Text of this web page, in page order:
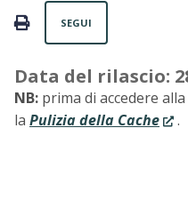
PRINT
SEGUI
Data del rilascio:
NB: prima di accedere
la Pulizia della Cache .